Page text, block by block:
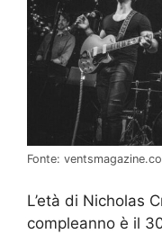
Fonte:
L’età di Nicholas
compleanno è il